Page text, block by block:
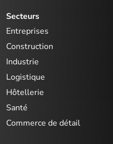
Secteurs
Entreprises
Construction
Industrie
Logistique
Hôtellerie
Santé
Commerce de détail